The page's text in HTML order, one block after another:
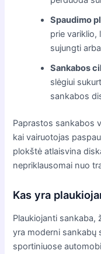
Spaudimo
prie variklio,
sujungti
Sankabos
slėgiui
sankabos
Paprastos sankabos
kai vairuotojas
plokštė atlaisvina
nepriklausomai nuo
Kas yra
Plaukiojanti sankaba,
yra moderni sankabų
sportiniuose